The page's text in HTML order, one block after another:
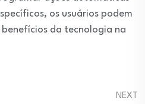
os usuários podem
da tecnologia na
NEXT